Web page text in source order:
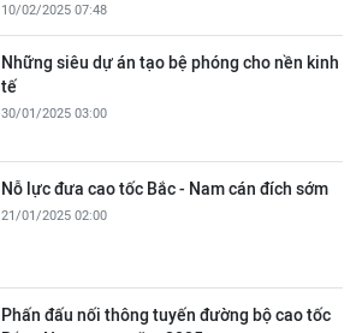
10/02/2025 07:48
Những siêu dự án tạo bệ phóng cho nền kinh
tế
30/01/2025 03:00
Nỗ lực đưa cao tốc Bắc - Nam cán đích sớm
21/01/2025 02:00
Phấn đấu nối thông tuyến đường bộ cao tốc